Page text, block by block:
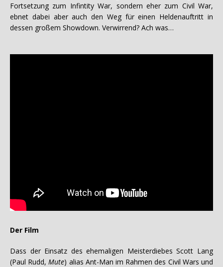
Fortsetzung zum Infintity War, sondern eher zum Civil War,
ebnet dabei aber auch den Weg für einen Heldenauftritt in
dessen großem Showdown. Verwirrend? Ach was…
Der Film
Dass der Einsatz des ehemaligen Meisterdiebes Scott Lang
(Paul Rudd,Mute) alias Ant-Man im Rahmen des Civil Wars und